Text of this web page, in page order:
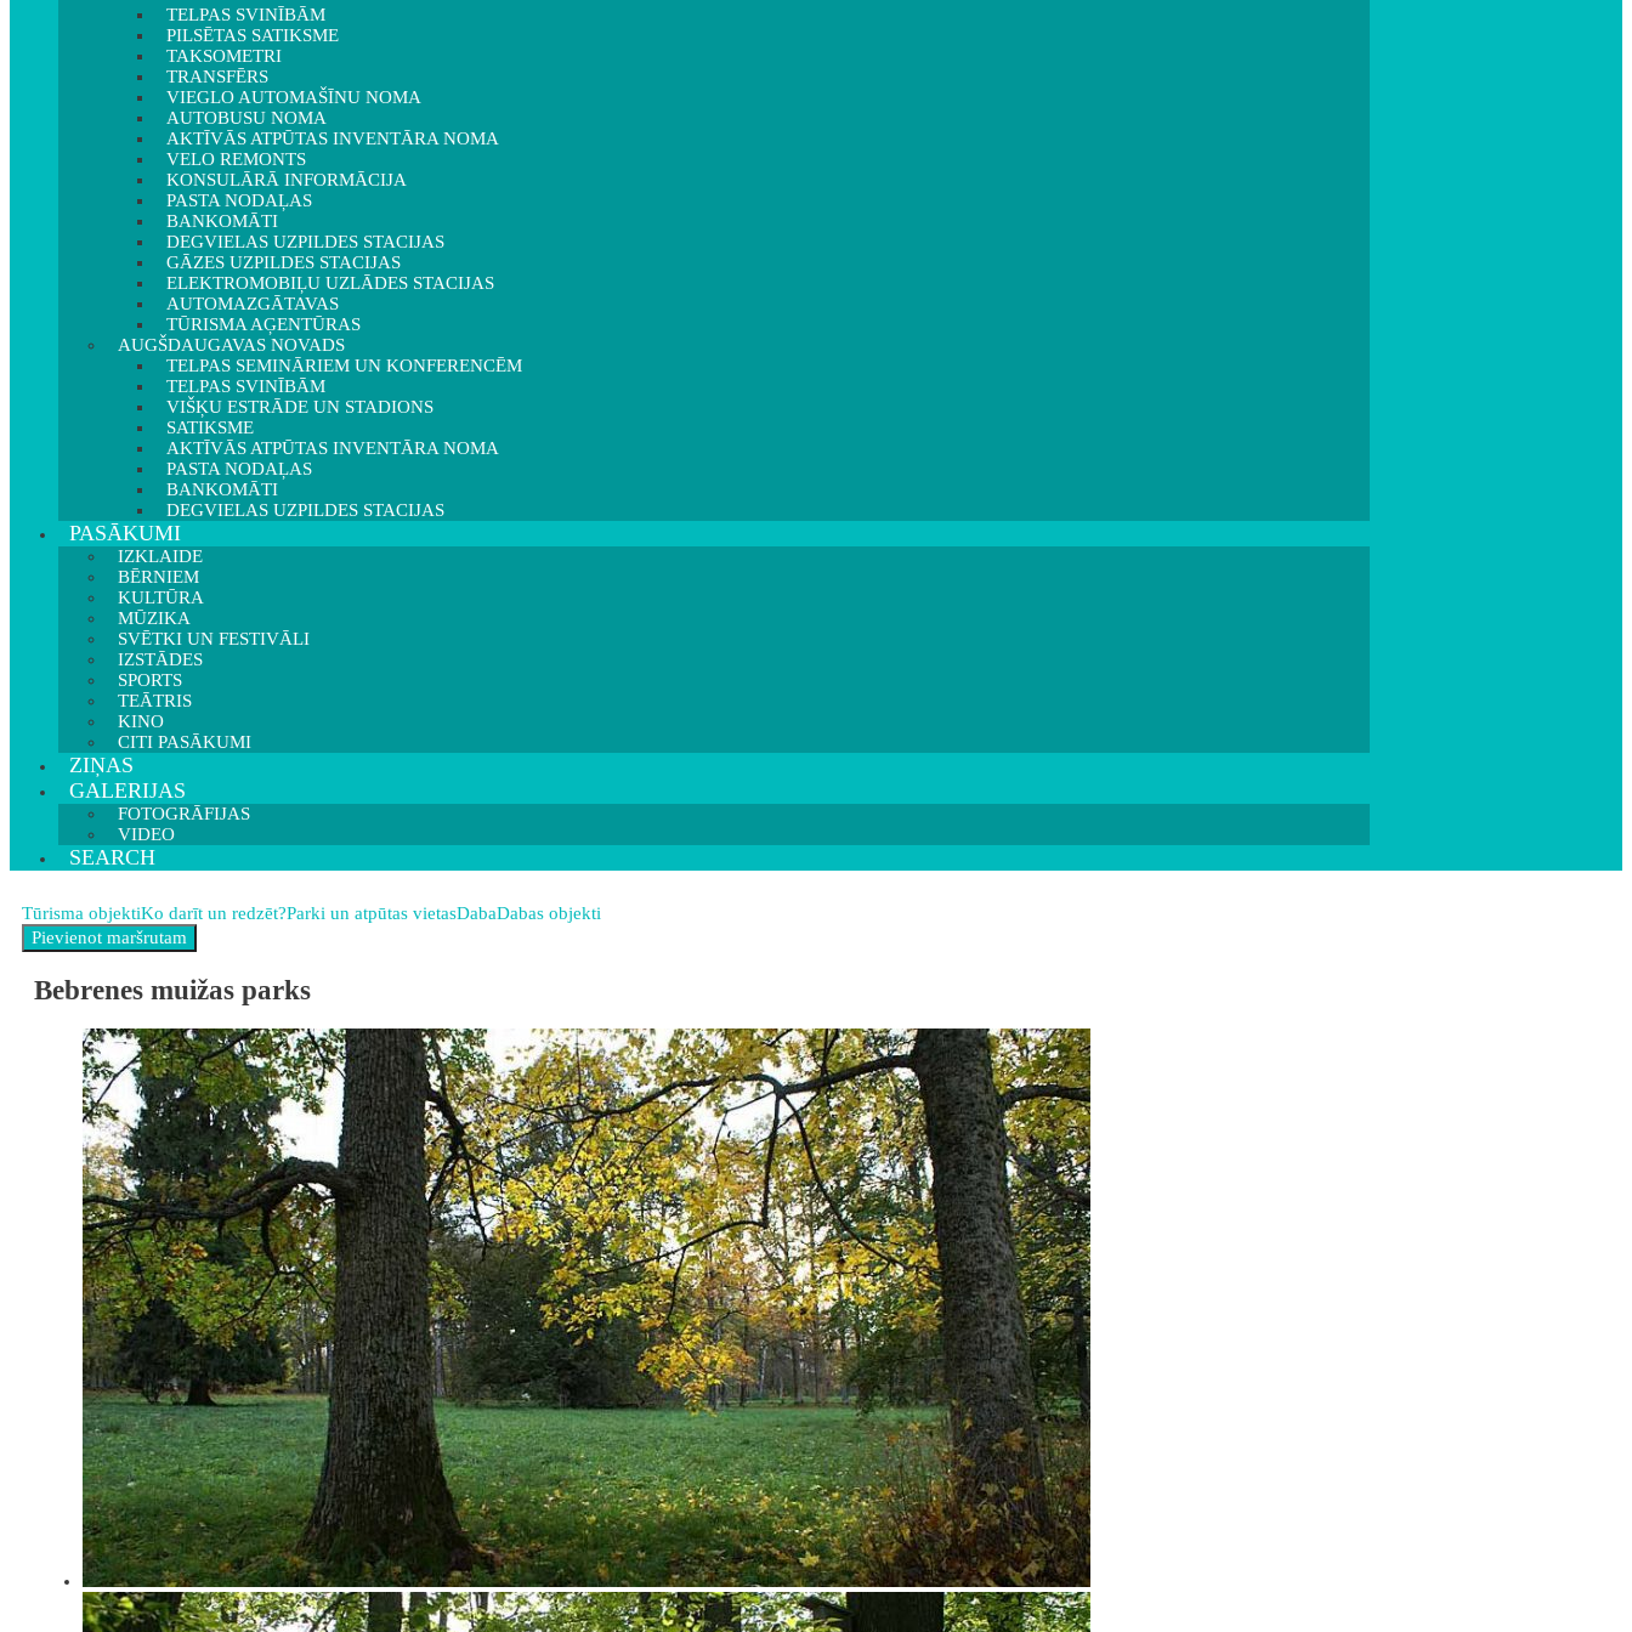
TELPAS SVINĪBĀM
PILSĒTAS SATIKSME
TAKSOMETRI
TRANSFĒRS
VIEGLO AUTOMAŠĪNU NOMA
AUTOBUSU NOMA
AKTĪVĀS ATPŪTAS INVENTĀRA NOMA
VELO REMONTS
KONSULĀRĀ INFORMĀCIJA
PASTA NODAĻAS
BANKOMĀTI
DEGVIELAS UZPILDES STACIJAS
GĀZES UZPILDES STACIJAS
ELEKTROMOBIĻU UZLĀDES STACIJAS
AUTOMAZGĀTAVAS
TŪRISMA AĢENTŪRAS
AUGŠDAUGAVAS NOVADS
TELPAS SEMINĀRIEM UN KONFERENCĒM
TELPAS SVINĪBĀM
VIŠĶU ESTRĀDE UN STADIONS
SATIKSME
AKTĪVĀS ATPŪTAS INVENTĀRA NOMA
PASTA NODAĻAS
BANKOMĀTI
DEGVIELAS UZPILDES STACIJAS
PASĀKUMI
IZKLAIDE
BĒRNIEM
KULTŪRA
MŪZIKA
SVĒTKI UN FESTIVĀLI
IZSTĀDES
SPORTS
TEĀTRIS
KINO
CITI PASĀKUMI
ZIŅAS
GALERIJAS
FOTOGRĀFIJAS
VIDEO
SEARCH
Tūrisma objektiKo darīt un redzēt?Parki un atpūtas vietasDabaDabas objekti
Bebrenes muižas parks